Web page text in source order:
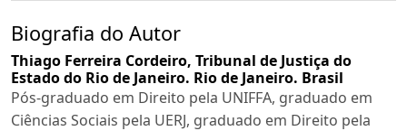
Biografia do Autor
Thiago Ferreira Cordeiro, Tribunal de Justiça do
Estado do Rio de Janeiro. Rio de Janeiro. Brasil
Pós-graduado em Direito pela UNIFFA, graduado em
Ciências Sociais pela UERJ, graduado em Direito pela